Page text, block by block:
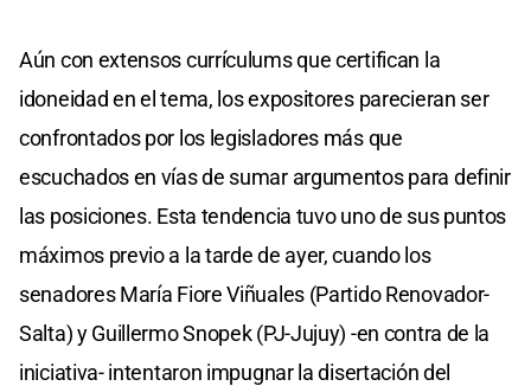
Aún con extensos currículums que certifican la
idoneidad en el tema, los expositores parecieran ser
confrontados por los legisladores más que
escuchados en vías de sumar argumentos para definir
las posiciones. Esta tendencia tuvo uno de sus puntos
máximos previo a la tarde de ayer, cuando los
senadores María Fiore Viñuales (Partido Renovador-
Salta) y Guillermo Snopek (PJ-Jujuy) -en contra de la
iniciativa- intentaron impugnar la disertación del